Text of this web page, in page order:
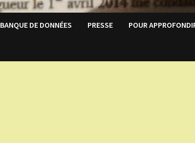
BANQUE DE DONNÉES PRESSE POUR